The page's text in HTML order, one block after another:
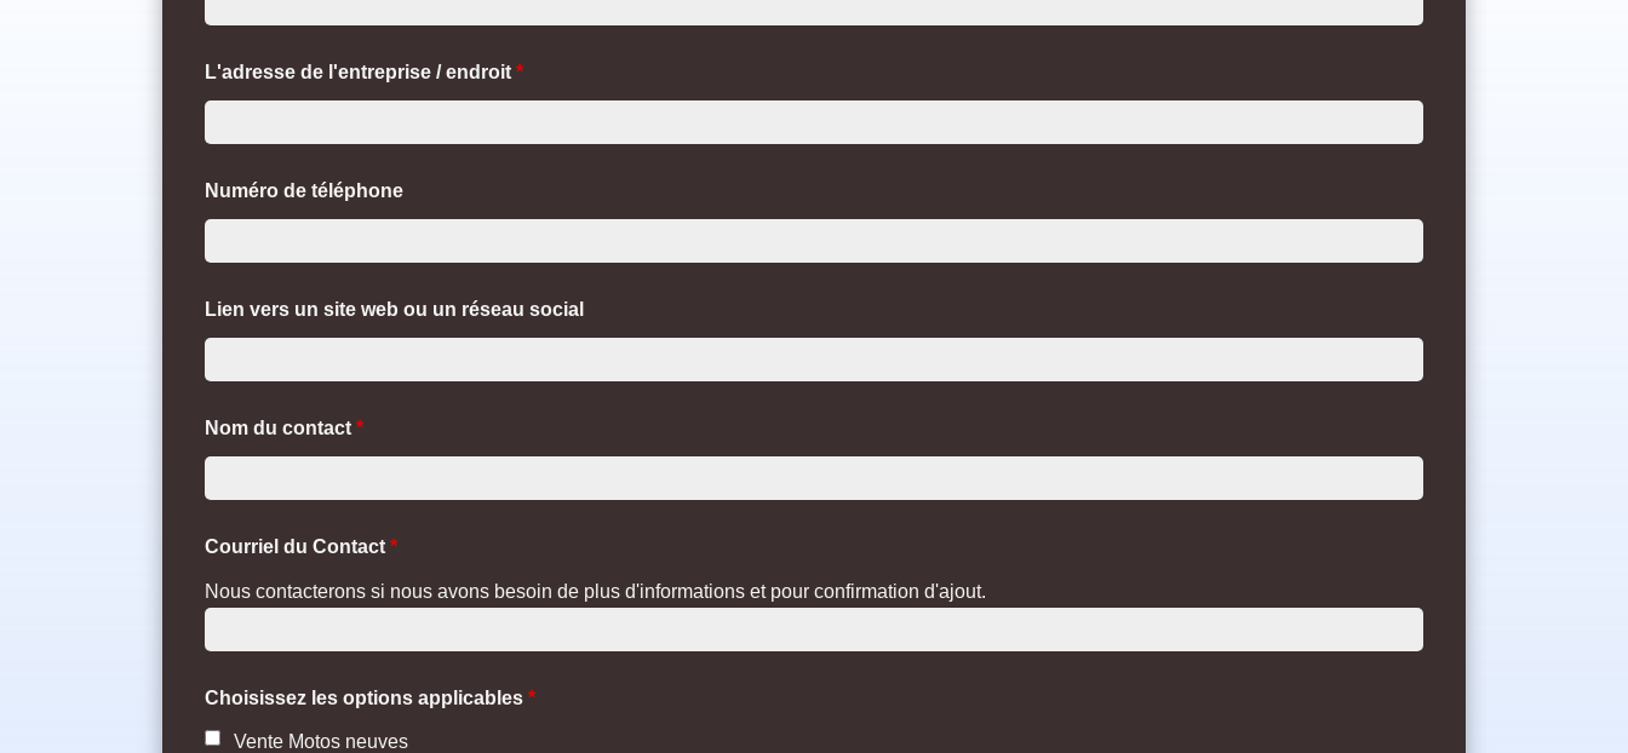
L'adresse de l'entreprise / endroit *
Numéro de téléphone
Lien vers un site web ou un réseau social
Nom du contact *
Courriel du Contact *
Nous contacterons si nous avons besoin de plus d'informations et pour confirmation d'ajout.
Choisissez les options applicables *
Vente Motos neuves